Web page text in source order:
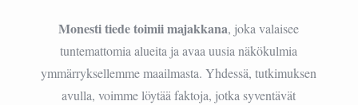
Monesti tiede toimii majakkana, joka valaisee
tuntemattomia alueita ja avaa uusia näkökulmia
ymmärryksellemme maailmasta. Yhdessä, tutkimuksen
avulla, voimme löytää faktoja, jotka syventävät